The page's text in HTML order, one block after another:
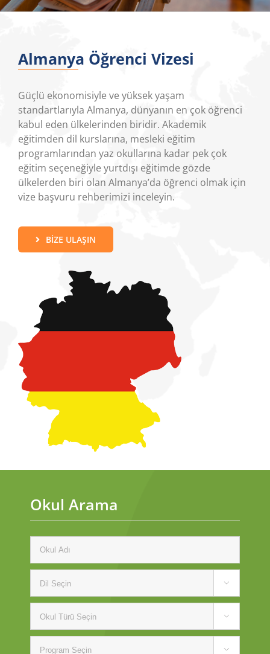
Almanya Öğrenci Vizesi
Güçlü ekonomisiyle ve yüksek yaşam
standartlarıyla Almanya, dünyanın en çok öğrenci
kabul eden ülkelerinden biridir. Akademik
eğitimden dil kurslarına, mesleki eğitim
programlarından yaz okullarına kadar pek çok
eğitim seçeneğiyle yurtdışı eğitimde gözde
ülkelerden biri olan Almanya’da öğrenci olmak için
vize başvuru rehberimizi inceleyin.
BIZE ULAŞIN
Okul Arama


